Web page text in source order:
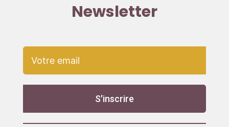
Newsletter
S'inscrire